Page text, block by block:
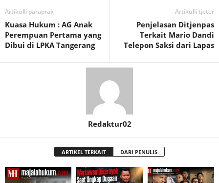
Artikulli paraprak
Kuasa Hukum : AG Anak
Perempuan Pertama yang
Dibui di LPKA Tangerang
Artikulli tjetër
Penjelasan Ditjenpas
Terkait Mario Dandi
Telepon Saksi dari Lapas
Redaktur02
ARTIKEL TERKAIT DARI PENULIS